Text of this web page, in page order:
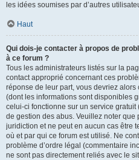
les idées soumises par d’autres
Haut
Qui dois-je contacter à propos de
à ce forum ?
Tous les administrateurs listés sur la
contact approprié concernant ces
réponse de leur part, vous devriez
(dont les informations sont disponibles
celui-ci fonctionne sur un service gratuit
de gestion des abus. Veuillez noter que
juridiction et ne peut en aucun cas être
où et par qui ce forum est utilisé. Ne
problème d’ordre légal (commentaire
ne sont pas directement reliés avec le